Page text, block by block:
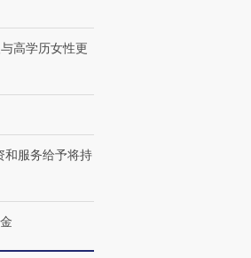
高学历女性更
和服务给予将持